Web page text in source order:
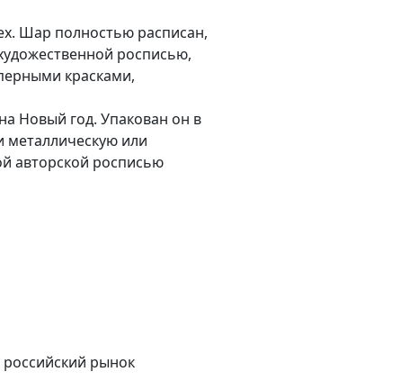
Шар полностью расписан,
росписью,
красками,
Новый год. Упакован он в
или
авторской росписью
рынок